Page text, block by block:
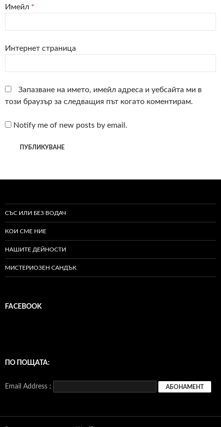
Имейл *
Интернет страница
Запазване на името, имейл адреса и уебсайта ми в
този браузър за следващия път когато коментирам.
Notify me of new posts by email.
СЪС ИЛИ БЕЗ ВОДАЧ
КОИ СМЕ НИЕ
НАШИТЕ ДЕЙНОСТИ
МИСТЕРИОЗЕН САНДЪК
FACEBOOK
ПО ПОЩАТА:
Email Address :